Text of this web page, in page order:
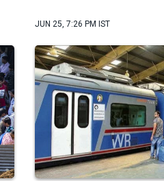
JUN 25, 7:26 PM IST